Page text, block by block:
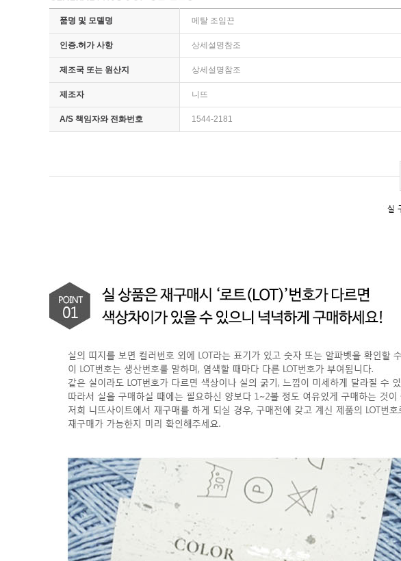
품명 및 모델명 메탈 조임끈
인증.허가 사항 상세설명참조
제조국 또는 원산지 상세설명참조
제조자 니뜨
A/S 책임자와 전화번호 1544-2181